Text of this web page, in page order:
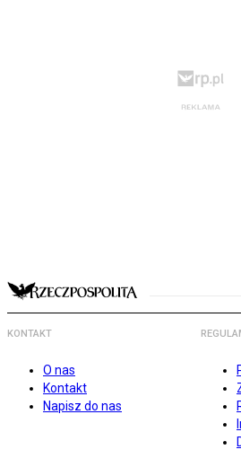
KONTAKT
O nas
Kontakt
Napisz do nas